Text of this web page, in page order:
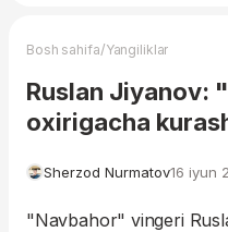
Bosh sahifa/Yangiliklar
Ruslan Jiyanov:
oxirigacha
Sherzod Nurmatov16 iyun
"Navbahor" vingeri